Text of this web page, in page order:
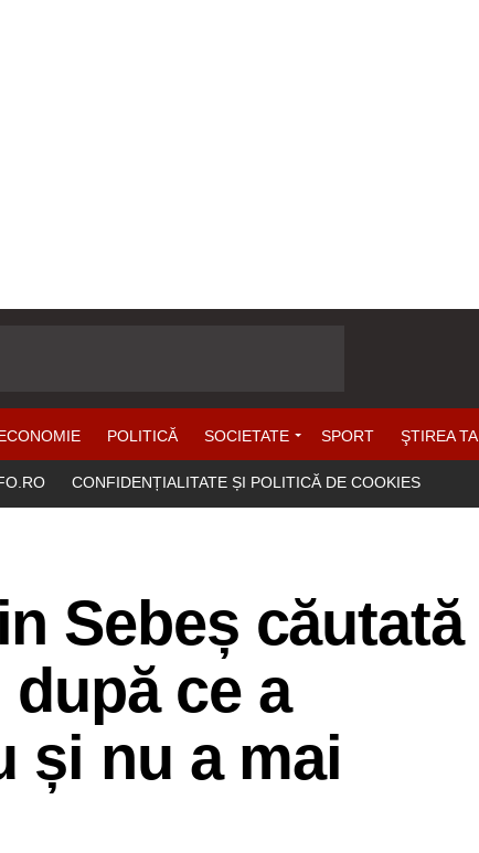
POLITICĂ SOCIETATE SPORT ŞTIREA TA
CONFIDENȚIALITATE ȘI POLITICĂ DE COOKIES
Sebeș căutată
ce a
și nu a mai